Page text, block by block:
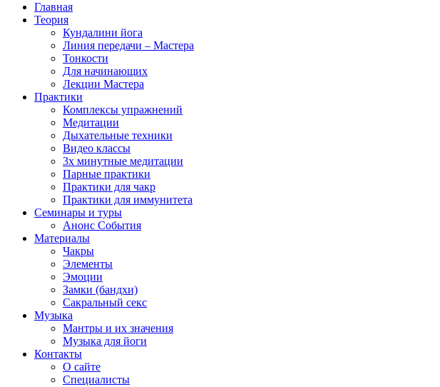
Главная
Теория
Кундалини йога
Линия передачи – Мастера
Тонкости
Для начинающих
Лекции Мастера
Практики
Комплексы упражнений
Медитации
Дыхательные техники
Видео классы
3х минутные медитации
Парные практики
Практики для чакр
Практики для иммунитета
Семинары и туры
Анонс События
Материалы
Чакры
Элементы
Эмоции
Замки (бандхи)
Сакральный секс
Музыка
Мантры и их значения
Музыка для йоги
Контакты
О сайте
Специалисты